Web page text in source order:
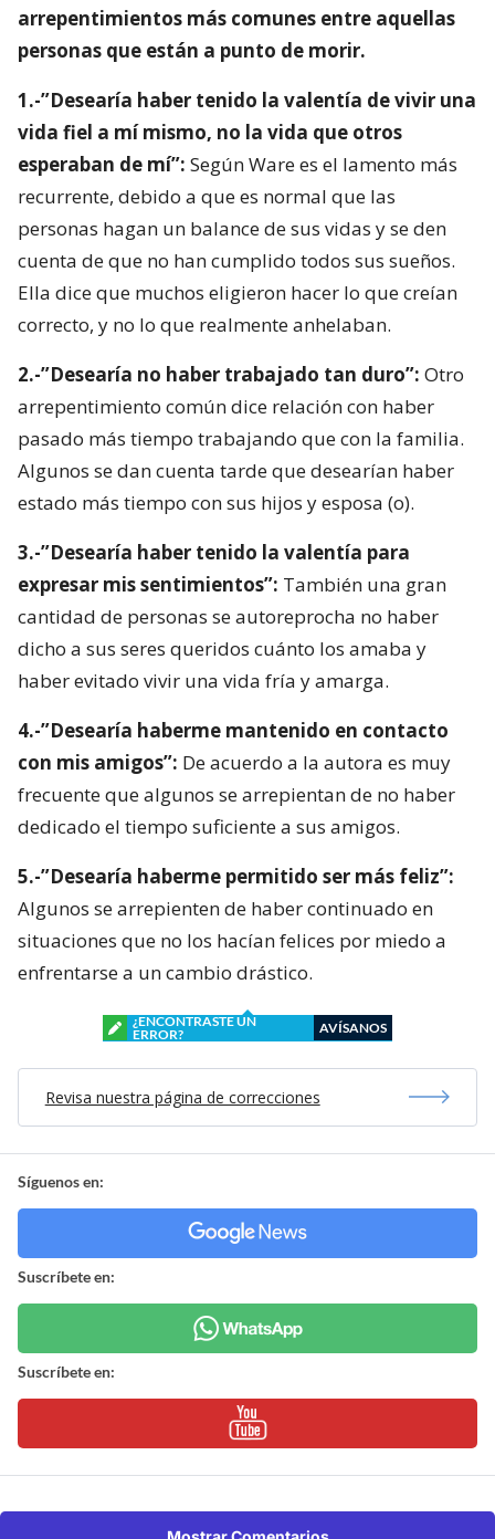
arrepentimientos más comunes entre aquellas
personas que están a punto de morir.
1.-”Desearía haber tenido la valentía de vivir una
vida fiel a mí mismo, no la vida que otros
esperaban de mí”: Según Ware es el lamento más
recurrente, debido a que es normal que las
personas hagan un balance de sus vidas y se den
cuenta de que no han cumplido todos sus sueños.
Ella dice que muchos eligieron hacer lo que creían
correcto, y no lo que realmente anhelaban.
2.-”Desearía no haber trabajado tan duro”: Otro
arrepentimiento común dice relación con haber
pasado más tiempo trabajando que con la familia.
Algunos se dan cuenta tarde que desearían haber
estado más tiempo con sus hijos y esposa (o).
3.-”Desearía haber tenido la valentía para
expresar mis sentimientos”: También una gran
cantidad de personas se autoreprocha no haber
dicho a sus seres queridos cuánto los amaba y
haber evitado vivir una vida fría y amarga.
4.-”Desearía haberme mantenido en contacto
con mis amigos”: De acuerdo a la autora es muy
frecuente que algunos se arrepientan de no haber
dedicado el tiempo suficiente a sus amigos.
5.-”Desearía haberme permitido ser más feliz”:
Algunos se arrepienten de haber continuado en
situaciones que no los hacían felices por miedo a
enfrentarse a un cambio drástico.
¿ENCONTRASTE UN
ERROR?
AVÍSANOS
Revisa nuestra página de correcciones
Síguenos en:
Suscríbete en:
Suscríbete en: